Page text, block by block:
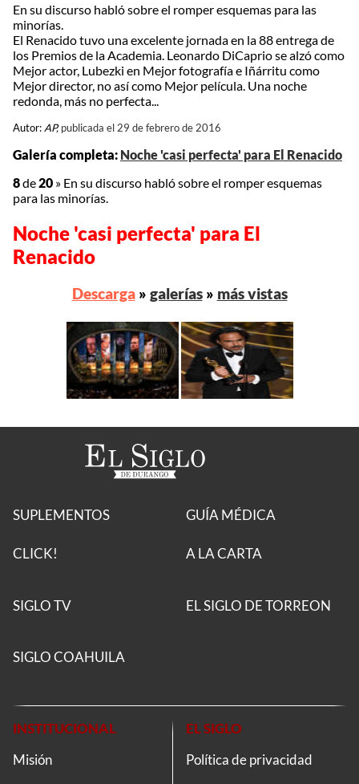
En su discurso habló sobre el romper esquemas para las
minorías.
El Renacido tuvo una excelente jornada en la 88 entrega de
los Premios de la Academia. Leonardo DiCaprio se alzó como
Mejor actor, Lubezki en Mejor fotografía e Iñárritu como
Mejor director, no así como Mejor película. Una noche
redonda, más no perfecta...
Autor: AP, publicada el 29 de febrero de 2016
Galería completa: Noche 'casi perfecta' para El Renacido
8de20 » En su discurso habló sobre el romper esquemas
para las minorías.
Noche 'casi perfecta' para El
Renacido
Descarga» galerías» más vistas
SUPLEMENTOS
CLICK!
GUÍA MÉDICA
A LA CARTA
SIGLO TV EL SIGLO DE TORREON
SIGLO COAHUILA
INSTITUCIONAL
Misión
EL SIGLO
Política de privacidad